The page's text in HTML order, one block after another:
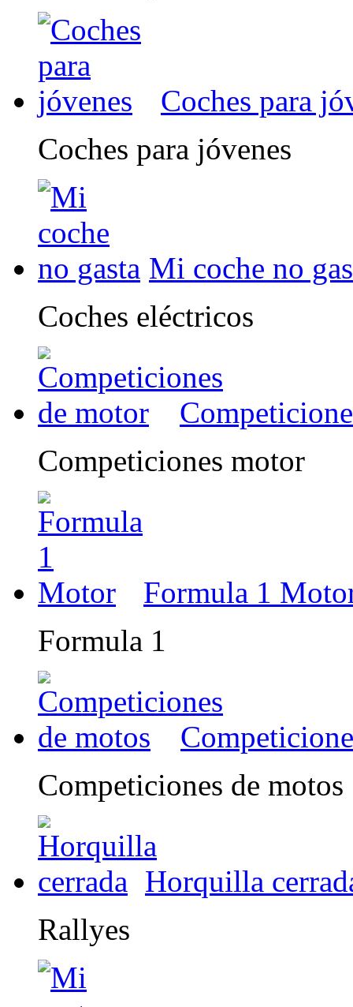
Coches para
Coches para jóvenes
Mi coche no
Coches eléctricos
Competiciones motor
Formula 1
Formula 1
Competiciones de motos
Horquilla
Rallyes